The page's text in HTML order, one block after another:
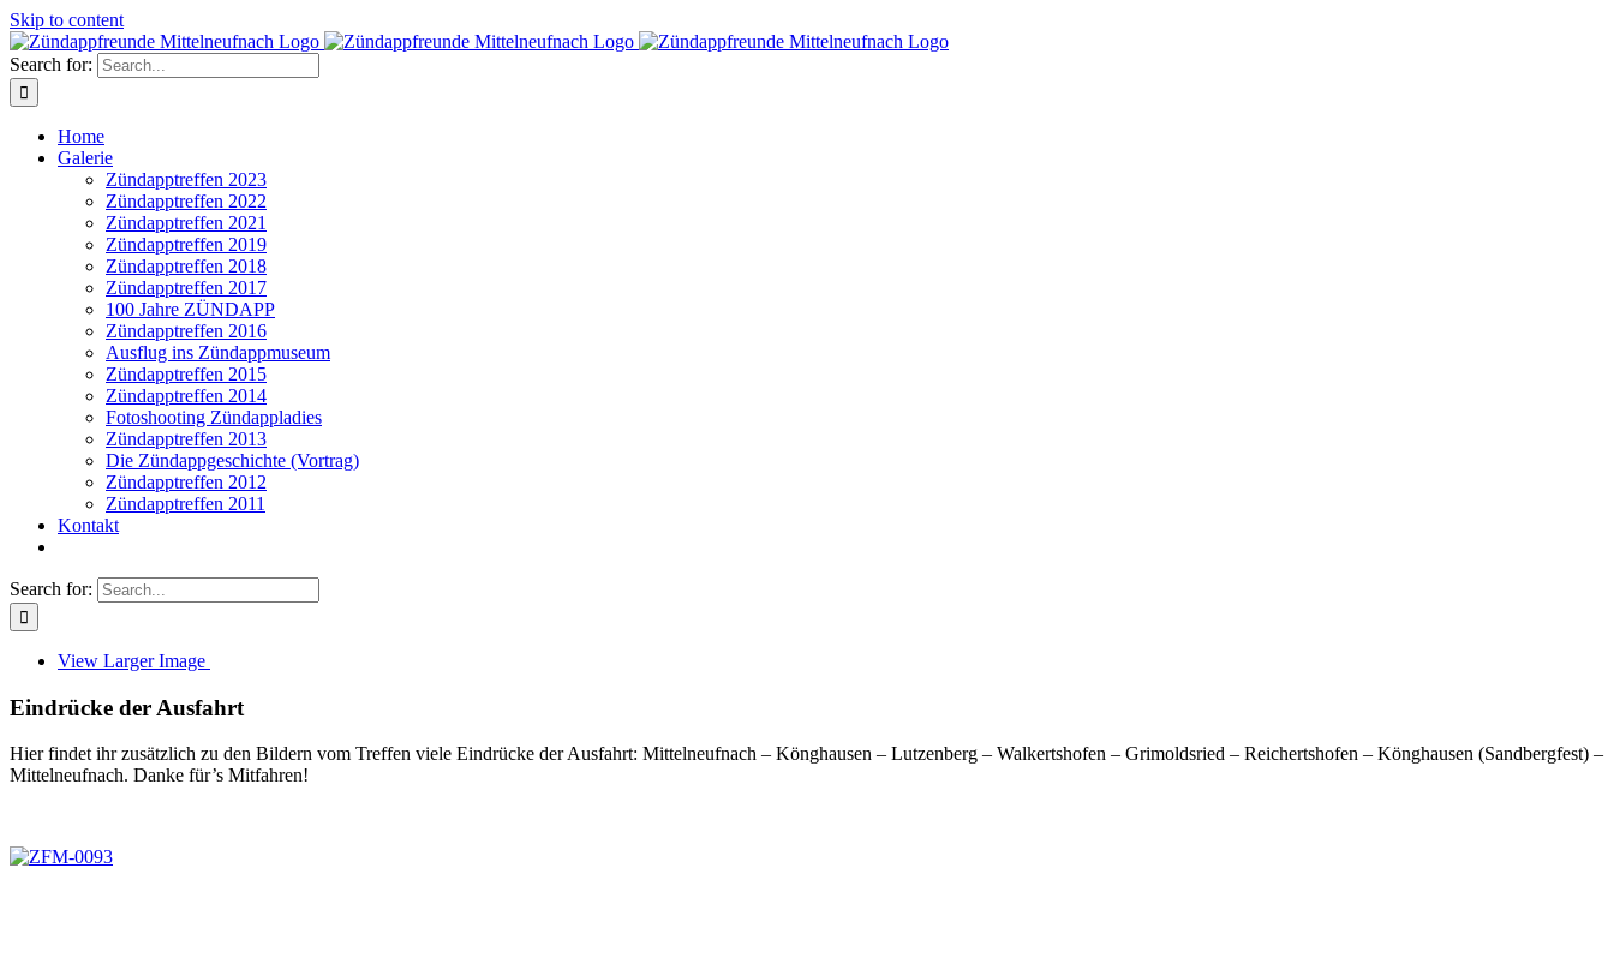
Skip to content
Search for:
Home
Galerie
Zündapptreffen 2023
Zündapptreffen 2022
Zündapptreffen 2021
Zündapptreffen 2019
Zündapptreffen 2018
Zündapptreffen 2017
100 Jahre ZÜNDAPP
Zündapptreffen 2016
Ausflug ins Zündappmuseum
Zündapptreffen 2015
Zündapptreffen 2014
Fotoshooting Zündappladies
Zündapptreffen 2013
Die Zündappgeschichte (Vortrag)
Zündapptreffen 2012
Zündapptreffen 2011
Kontakt
Search for:
View Larger Image
Eindrücke der Ausfahrt
Hier findet ihr zusätzlich zu den Bildern vom Treffen viele Eindrücke der Ausfahrt: Mittelneufnach – Könghausen – Lutzenberg – Walkertshofen – Grimoldsried – Reichertshofen – Könghausen (Sandbergfest) –
Mittelneufnach. Danke für’s Mitfahren!